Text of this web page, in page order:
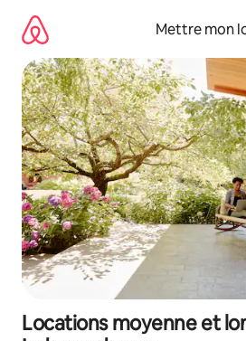
directement
contenu
Mettre mon
Locations moyenne et